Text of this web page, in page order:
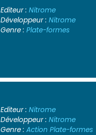
Editeur : Nitrome
Développeur : Nitrome
Genre : Plate-formes
Editeur : Nitrome
Développeur : Nitrome
Genre : Action Plate-formes